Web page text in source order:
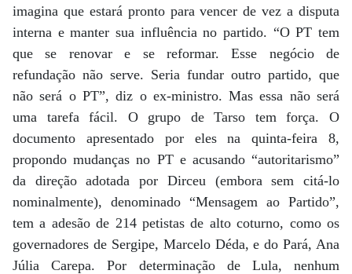
imagina que estará pronto para vencer de vez a disputa
interna e manter sua influência no partido. “O PT tem
que se renovar e se reformar. Esse negócio de
refundação não serve. Seria fundar outro partido, que
não será o PT”, diz o ex-ministro. Mas essa não será
uma tarefa fácil. O grupo de Tarso tem força. O
documento apresentado por eles na quinta-feira 8,
propondo mudanças no PT e acusando “autoritarismo”
da direção adotada por Dirceu (embora sem citá-lo
nominalmente), denominado “Mensagem ao Partido”,
tem a adesão de 214 petistas de alto coturno, como os
governadores de Sergipe, Marcelo Déda, e do Pará, Ana
Júlia Carepa. Por determinação de Lula, nenhum